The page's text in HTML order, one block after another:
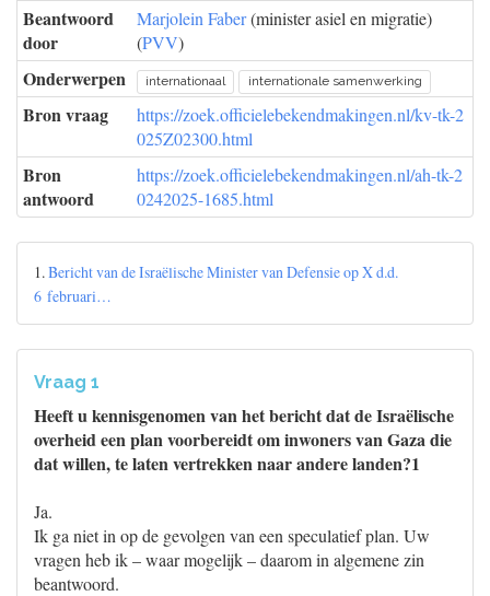
Beantwoord
door
Marjolein Faber(minister asiel en migratie)
(PVV)
Onderwerpen internationaal internationale samenwerking
Bron vraag
https://zoek.officielebekendmakingen.nl/kv-tk-2
025Z02300.html
Bron
antwoord
https://zoek.officielebekendmakingen.nl/ah-tk-2
0242025-1685.html
1.Bericht van de Israëlische Minister van Defensie op X d.d.
6 februari…
Vraag 1
Heeft u kennisgenomen van het bericht dat de Israëlische
overheid een plan voorbereidt om inwoners van Gaza die
dat willen, te laten vertrekken naar andere landen?1
Ja.
Ik ga niet in op de gevolgen van een speculatief plan. Uw
vragen heb ik – waar mogelijk – daarom in algemene zin
beantwoord.